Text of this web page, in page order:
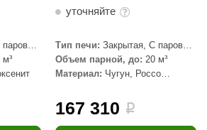
м³
уточняйте
Тип печи: Закрытая, С паровой
пушкой
Объем парной, до: 20 м³
Материал: Чугун, Россо
167 310 i